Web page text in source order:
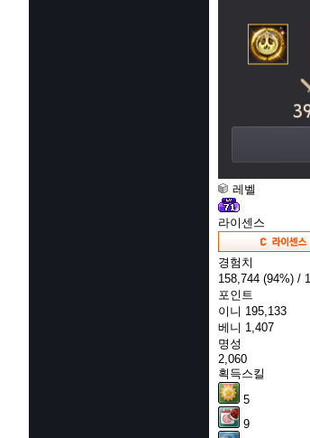
레벨
라이센스
경험치
158,744 (94%) /
포인트
이니 195,133
베니 1,407
명성
2,060
획득스킬
5
9